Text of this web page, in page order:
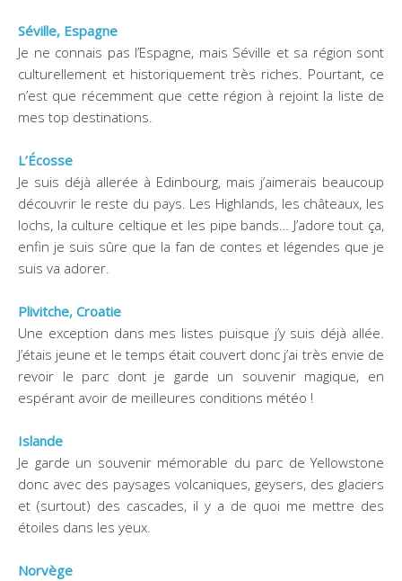
Séville, Espagne
Je ne connais pas l’Espagne, mais Séville et sa région sont
culturellement et historiquement très riches. Pourtant, ce
n’est que récemment que cette région à rejoint la liste de
mes top destinations.
L’Écosse
Je suis déjà allerée à Edinbourg, mais j’aimerais beaucoup
découvrir le reste du pays. Les Highlands, les châteaux, les
lochs, la culture celtique et les pipe bands… J’adore tout ça,
enfin je suis sûre que la fan de contes et légendes que je
suis va adorer.
Plivitche, Croatie
Une exception dans mes listes puisque j’y suis déjà allée.
J’étais jeune et le temps était couvert donc j’ai très envie de
revoir le parc dont je garde un souvenir magique, en
espérant avoir de meilleures conditions météo !
Islande
Je garde un souvenir mémorable du parc de Yellowstone
donc avec des paysages volcaniques, geysers, des glaciers
et (surtout) des cascades, il y a de quoi me mettre des
étoiles dans les yeux.
Norvège